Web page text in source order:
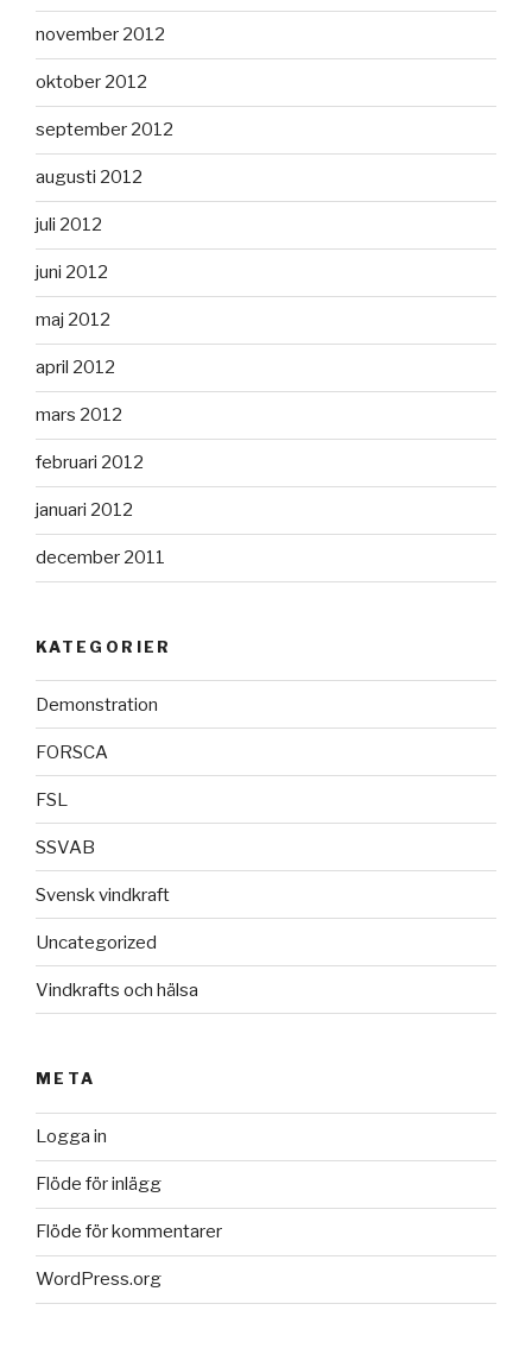
november 2012
oktober 2012
september 2012
augusti 2012
juli 2012
juni 2012
maj 2012
april 2012
mars 2012
februari 2012
januari 2012
december 2011
KATEGORIER
Demonstration
FORSCA
FSL
SSVAB
Svensk vindkraft
Uncategorized
Vindkrafts och hälsa
META
Logga in
Flöde för inlägg
Flöde för kommentarer
WordPress.org